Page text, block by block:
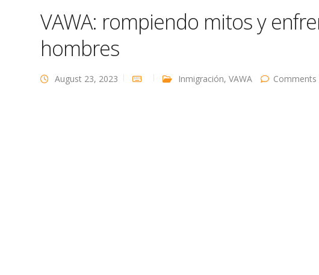
VAWA: rompiendo mitos y
hombres
August 23, 2023 Inmigración, VAWA Comments